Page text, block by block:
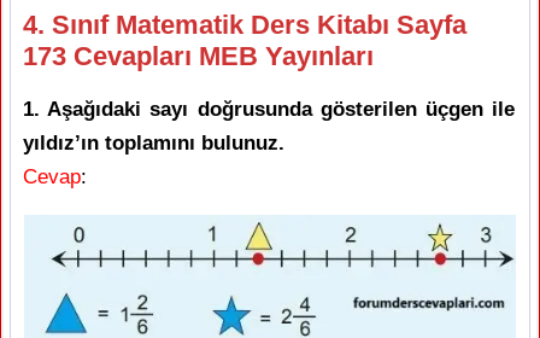
4. Sınıf Matematik Ders Kitabı Sayfa
173 Cevapları MEB Yayınları
1. Aşağıdaki sayı doğrusunda gösterilen üçgen ile
yıldız’ın toplamını bulunuz.
Cevap: